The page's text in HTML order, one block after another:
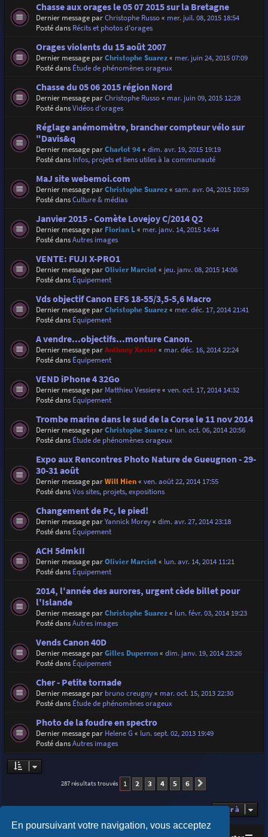
En poursuivant votre navigation, vous acceptez
Chasse aux orages le 05 07 2015 sur la Bretagne
Dernier message parChristophe Russo« mer. juil. 08, 2015 18:54
Posté dans Récits et photos d'orages
Orages violents du 15 août 2007
Dernier message parChristophe Suarez« mer. juin 24, 2015 07:09
Posté dans Étude de phénomènes orageux
Chasse du 05 06 2015 région Nord
Dernier message parChristophe Russo« mar. juin 09, 2015 12:28
Posté dansVidéos d'orages
Réglage anémomètre, brancher compteur vélo sur
"Davis&q
Dernier message parCharlot 94« dim. avr. 19, 2015 19:19
Posté dans Infos, projets et liens utiles à la communauté
MaJ site webemoi.com
Dernier message parChristophe Suarez« sam. avr. 04, 2015 10:59
Posté dansCulture & médias
Janvier 2015 - Comète Lovejoy C/2014 Q2
Dernier message par Florian L« mer. janv. 14, 2015 14:44
Posté dansAutres images
VENTE: FUJI X-PRO1
Dernier message parOlivier Marciot« jeu. janv. 08, 2015 14:06
Posté dans Équipement
Vds objectif Canon EFS 18-55/3,5-5,6 Macro
Dernier message parChristophe Suarez« mer. déc. 17, 2014 21:41
Posté dans Équipement
A vendre...objectifs...monture Canon.
Dernier message parAnthony Xavier« mar. déc. 16, 2014 22:24
Posté dans Équipement
VEND iPhone 4 32Go
Dernier message par Matthieu Vessiere« ven. oct. 17, 2014 14:32
Posté dans Équipement
Trombe marine dans le sud de la Corse le 11 nov 2014
Dernier message parChristophe Suarez« lun. oct. 06, 2014 20:56
Posté dans Étude de phénomènes orageux
Expo aux Rencontres Photo Nature de Gueugnon - 29-
30-31 août
Dernier message parWill Hien« ven. août 22, 2014 17:55
Posté dansVos sites, projets, expositions
Changement de Pc, le pied!
Dernier message parYannick Morey« dim. avr. 27, 2014 23:18
Posté dans Équipement
ACH 5dmkII
Dernier message parOlivier Marciot« lun. avr. 14, 2014 11:21
Posté dans Équipement
2014, l'année des aurores, urgent cède billet pour
l'Islande
Dernier message parChristophe Suarez« lun. févr. 03, 2014 19:23
Posté dansAutres images
Vends Canon 40D
Dernier message parGilles Duperron« dim. janv. 19, 2014 23:26
Posté dans Équipement
Cher - Petite tornade
Dernier message par bruno creugny« mar. oct. 15, 2013 22:30
Posté dans Étude de phénomènes orageux
Photo de la foudre en spectro
Dernier message par Helene G« lun. sept. 02, 2013 19:49
Posté dansAutres images
287 résultats trouvés 1 2 3 4 5 6
Aller à